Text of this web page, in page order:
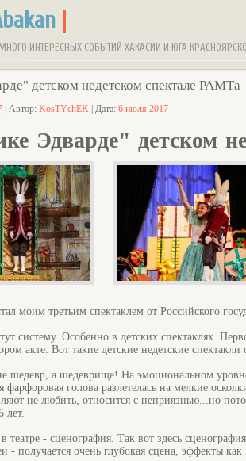
ИНТЕРЕСНЫХ СОБЫТИЙ ХАКАСИИ И ЮГА
детском недетском спектале РАМТа
| Автор: KosTYchEK | Дата: 6 июля 2017
Эдварде" детском
моим третьим спектаклем от Российского
систему. Особенно в детских спектаклях.
акте. Вот такие детские недетские спектакли
шедевр, а шедеврище! На эмоциональном
фарфоровая голова разлетелась на мелкие
не любить, относится с неприязнью...но
лет.
театре - сценография. Так вот здесь
- получается очень глубокая сцена, эффекты